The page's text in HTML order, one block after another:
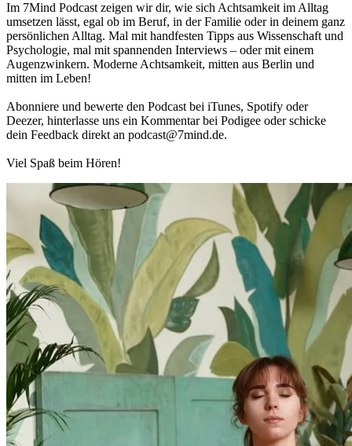
Im 7Mind Pod­cast zeigen wir dir, wie sich Acht­sam­keit im Alltag
umset­zen lässt, egal ob im Beruf, in der Fami­lie oder in deinem ganz
per­sön­li­chen Alltag. Mal mit hand­fes­ten Tipps aus Wis­sen­schaft und
Psy­cho­lo­gie, mal mit spannenden Interviews – oder mit einem
Augen­zwin­kern. Moderne Acht­sam­keit, mitten aus Berlin und
mitten im Leben!
Abon­niere und bewerte den Pod­cast bei iTunes, Spo­tify oder
Deezer, hin­ter­lasse uns ein Kom­men­tar bei Podigee oder schi­cke
dein Feed­back direkt an podcast@​7​mind.​de.
Viel Spaß beim Hören!